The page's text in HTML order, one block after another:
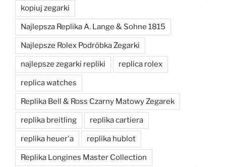
kopiuj zegarki
Najlepsza Replika A. Lange & Sohne 1815
Najlepsze Rolex Podróbka Zegarki
najlepsze zegarki repliki replica rolex
replica watches
Replika Bell & Ross Czarny Matowy Zegarek
replika breitling replika cartiera
replika heuer'a replika hublot
Replika Longines Master Collection